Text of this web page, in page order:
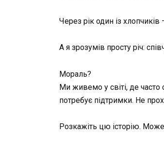
Через рік один із
А я зрозумів просту річ:
Мораль?
Ми живемо у світі, де
потребує підтримки. Не
Розкажіть цю історію.